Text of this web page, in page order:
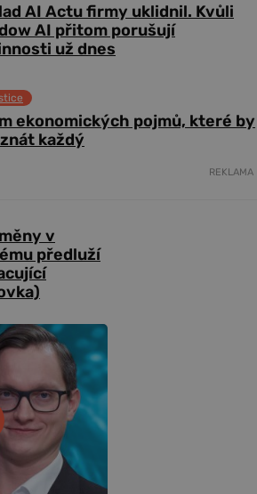
AI Actu firmy uklidnil. Kvůli
AI přitom porušují
už dnes
ekonomických pojmů, které by
každý
REKLAMA
v
předluží